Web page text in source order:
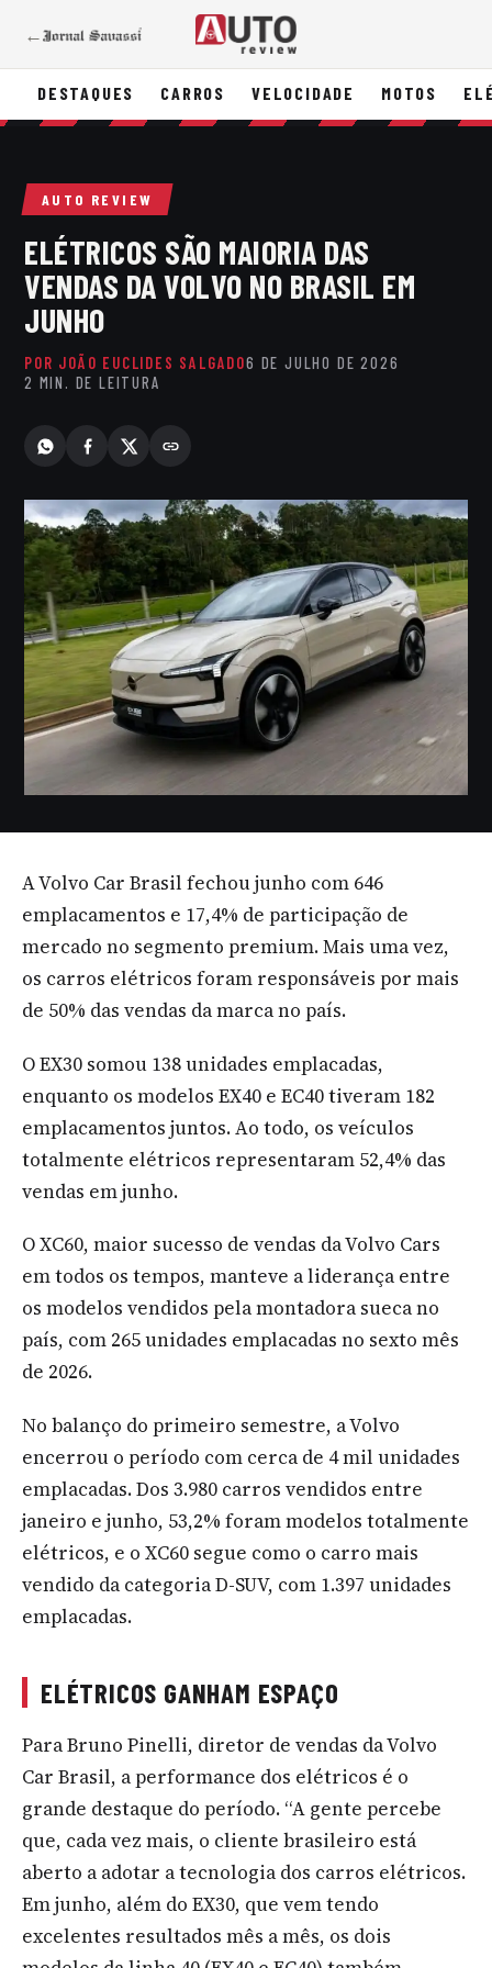
←
DESTAQUES CARROS VELOCIDADE MOTOS
AUTO REVIEW
ELÉTRICOS SÃO MAIORIA DAS
VENDAS DA VOLVO NO BRASIL EM
JUNHO
POR JOÃO EUCLIDES SALGADO6 DE JULHO DE 2026
2 MIN. DE LEITURA
A Volvo Car Brasil fechou junho com 646
emplacamentos e 17,4% de participação de
mercado no segmento premium. Mais uma vez,
os carros elétricos foram responsáveis por mais
de 50% das vendas da marca no país.
O EX30 somou 138 unidades emplacadas,
enquanto os modelos EX40 e EC40 tiveram 182
emplacamentos juntos. Ao todo, os veículos
totalmente elétricos representaram 52,4% das
vendas em junho.
O XC60, maior sucesso de vendas da Volvo Cars
em todos os tempos, manteve a liderança entre
os modelos vendidos pela montadora sueca no
país, com 265 unidades emplacadas no sexto mês
de 2026.
No balanço do primeiro semestre, a Volvo
encerrou o período com cerca de 4 mil unidades
emplacadas. Dos 3.980 carros vendidos entre
janeiro e junho, 53,2% foram modelos totalmente
elétricos, e o XC60 segue como o carro mais
vendido da categoria D-SUV, com 1.397 unidades
emplacadas.
ELÉTRICOS GANHAM ESPAÇO
Para Bruno Pinelli, diretor de vendas da Volvo
Car Brasil, a performance dos elétricos é o
grande destaque do período. “A gente percebe
que, cada vez mais, o cliente brasileiro está
aberto a adotar a tecnologia dos carros elétricos.
Em junho, além do EX30, que vem tendo
excelentes resultados mês a mês, os dois